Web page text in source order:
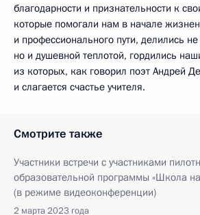
благодарности и признательности к
которые помогали нам в начале
и профессионального пути, делились
но и душевной теплотой, гордились
из которых, как говорил поэт Андрей
и слагается счастье учителя.
Смотрите также
Участники встречи с участниками
образовательной программы «Школа
(в режиме видеоконференции)
2 марта 2023 года